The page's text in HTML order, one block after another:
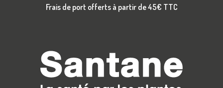
Frais de port offerts à partir de 45€ TTC